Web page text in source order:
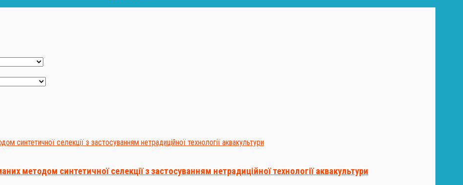
методом синтетичної селекції з застосуванням нетрадиційної технології аквакультури